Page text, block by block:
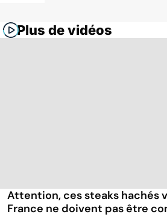
Plus de vidéos
Attention, ces steaks hachés
France ne doivent pas être